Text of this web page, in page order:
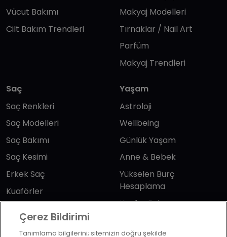
Vücut Bakımı
Cilt Bakım Trendleri
Makyaj Modelleri
Tırnaklar / Nail Art
Parfüm
Makyaj Trendleri
Saç
Saç Renkleri
Saç Modelleri
Saç Bakımı
Saç Kesimi
Erkek Saç
Kuaförler
Yaşam
Astroloji
Wellbeing
Günlük Yaşam
Anne & Bebek
Yükselen Burç
Hesaplama
Kuafor Bulma
Çerez Bildirimi
Tanımlama bilgilerini; sitemizin doğru şekilde